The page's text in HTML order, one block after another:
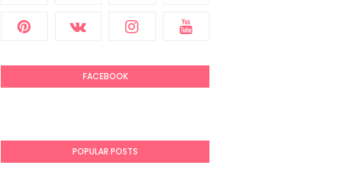
FACEBOOK
POPULAR POSTS